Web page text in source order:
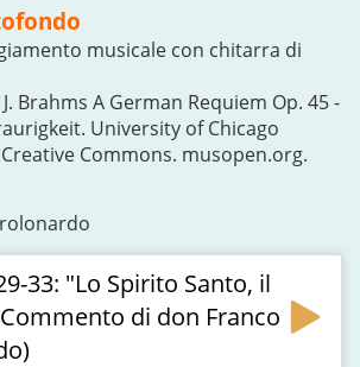
musicale con chitarra di
J. Brahms A German Requiem Op. 45 -
University of Chicago
Commons. musopen.org.
33: "Lo Spirito Santo, il
di don Franco